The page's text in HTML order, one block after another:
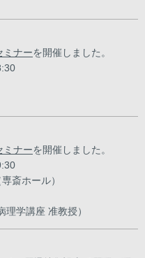
ミナーを開催しました。
ミナーを開催しました。
斎ホール）
学講座 准教授）